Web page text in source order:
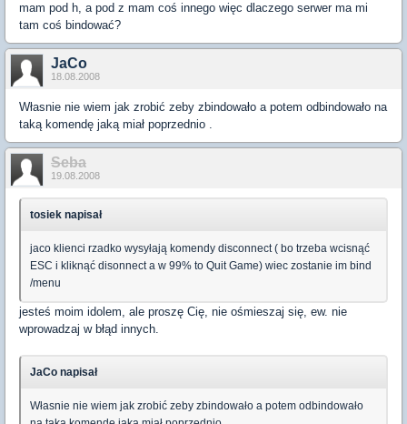
mam pod h, a pod z mam coś innego więc dlaczego serwer ma mi
tam coś bindować?
JaCo
18.08.2008
Własnie nie wiem jak zrobić zeby zbindowało a potem odbindowało na
taką komendę jaką miał poprzednio .
Seba
19.08.2008
tosiek napisał
jaco klienci rzadko wysyłają komendy disconnect ( bo trzeba wcisnąć
ESC i kliknąć disonnect a w 99% to Quit Game) wiec zostanie im bind
/menu
jesteś moim idolem, ale proszę Cię, nie ośmieszaj się, ew. nie
wprowadzaj w błąd innych.
JaCo napisał
Własnie nie wiem jak zrobić zeby zbindowało a potem odbindowało